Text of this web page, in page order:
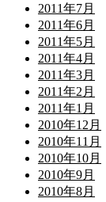
2011年7月
2011年6月
2011年5月
2011年4月
2011年3月
2011年2月
2011年1月
2010年12月
2010年11月
2010年10月
2010年9月
2010年8月